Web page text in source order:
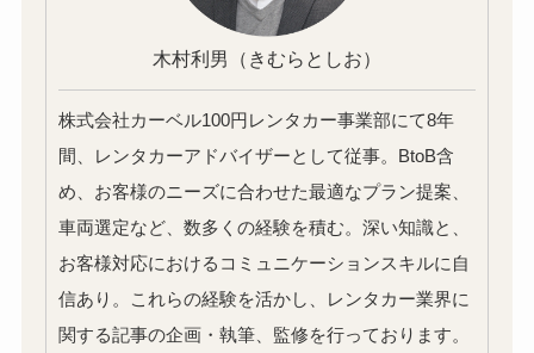
木村利男 （きむらとしお）
株式会社カーベル100円レンタカー事業部にて8年
間、レンタカーアドバイザーとして従事。BtoB含
め、お客様のニーズに合わせた最適なプラン提案、
車両選定など、数多くの経験を積む。深い知識と、
お客様対応におけるコミュニケーションスキルに自
信あり。これらの経験を活かし、レンタカー業界に
関する記事の企画・執筆、監修を行っております。